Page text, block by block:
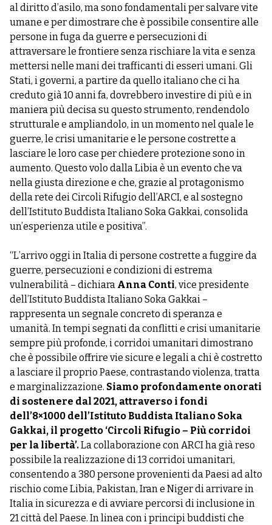
al diritto d’asilo, ma sono fondamentali per salvare vite
umane e per dimostrare che è possibile consentire alle
persone in fuga da guerre e persecuzioni di
attraversare le frontiere senza rischiare la vita e senza
mettersi nelle mani dei trafficanti di esseri umani. Gli
Stati, i governi, a partire da quello italiano che ci ha
creduto già 10 anni fa, dovrebbero investire di più e in
maniera più decisa su questo strumento, rendendolo
strutturale e ampliandolo, in un momento nel quale le
guerre, le crisi umanitarie e le persone costrette a
lasciare le loro case per chiedere protezione sono in
aumento. Questo volo dalla Libia è un evento che va
nella giusta direzione e che, grazie al protagonismo
della rete dei Circoli Rifugio dell’ARCI, e al sostegno
dell’Istituto Buddista Italiano Soka Gakkai, consolida
un’esperienza utile e positiva”.
“L’arrivo oggi in Italia di persone costrette a fuggire da
guerre, persecuzioni e condizioni di estrema
vulnerabilità – dichiara Anna Conti, vice presidente
dell’Istituto Buddista Italiano Soka Gakkai –
rappresenta un segnale concreto di speranza e
umanità. In tempi segnati da conflitti e crisi umanitarie
sempre più profonde, i corridoi umanitari dimostrano
che è possibile offrire vie sicure e legali a chi è costretto
a lasciare il proprio Paese, contrastando violenza, tratta
e marginalizzazione. Siamo profondamente onorati
di sostenere dal 2021, attraverso i fondi
dell’8×1000 dell’Istituto Buddista Italiano Soka
Gakkai, il progetto ‘Circoli Rifugio – Più corridoi
per la libertà’.La collaborazione con ARCI ha già reso
possibile la realizzazione di 13 corridoi umanitari,
consentendo a 380 persone provenienti da Paesi ad alto
rischio come Libia, Pakistan, Iran e Niger di arrivare in
Italia in sicurezza e di avviare percorsi di inclusione in
21 città del Paese. In linea con i principi buddisti che